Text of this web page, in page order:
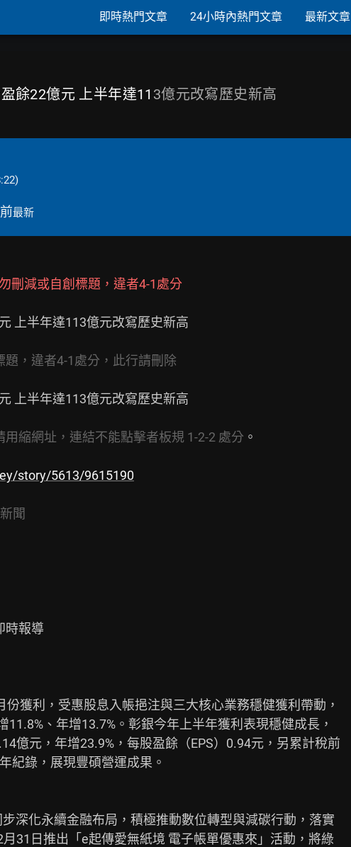
即時熱門文章 24小時內熱門文章 最新文章
餘22億元 上半年達11 3億元改寫歷史新高
最新
刪減或自創標題，違者4-1處分
上半年達113億元改寫歷史新高
題，違者4-1處分，此行請刪除
上半年達113億元改寫歷史新高
用縮網址，連結不能點擊者板規 1-2-2 處分 。
story/5613/9615190
聞
時報導
獲利，受惠股息入帳挹注與三大核心業務穩健獲利帶動，
11.8%、年增13.7%。彰銀今年上半年獲利表現穩健成長，
億元，年增23.9%，每股盈餘（EPS）0.94元，另累計稅前
紀錄，展現豐碩營運成果。
深化永續金融布局，積極推動數位轉型與減碳行動，落實
31日推出「e起傳愛無紙境 電子帳單優惠來」活動，將綠